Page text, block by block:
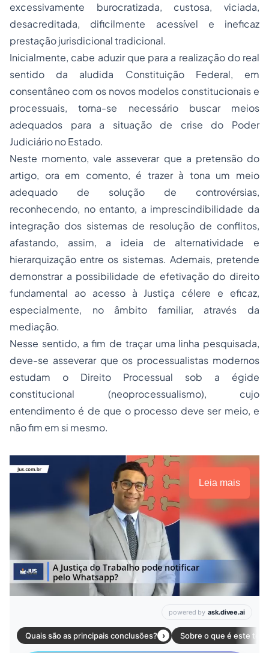
excessivamente burocratizada, custosa, viciada,
desacreditada, dificilmente acessível e ineficaz
prestação jurisdicional tradicional.
Inicialmente, cabe aduzir que para a realização do real
sentido da aludida Constituição Federal, em
consentâneo com os novos modelos constitucionais e
processuais, torna-se necessário buscar meios
adequados para a situação de crise do Poder
Judiciário no Estado.
Neste momento, vale asseverar que a pretensão do
artigo, ora em comento, é trazer à tona um meio
adequado de solução de controvérsias,
reconhecendo, no entanto, a imprescindibilidade da
integração dos sistemas de resolução de conflitos,
afastando, assim, a ideia de alternatividade e
hierarquização entre os sistemas. Ademais, pretende
demonstrar a possibilidade de efetivação do direito
fundamental ao acesso à Justiça célere e eficaz,
especialmente, no âmbito familiar, através da
mediação.
Nesse sentido, a fim de traçar uma linha pesquisada,
deve-se asseverar que os processualistas modernos
estudam o Direito Processual sob a égide
constitucional (neoprocessualismo), cujo
entendimento é de que o processo deve ser meio, e
não fim em si mesmo.
Leia mais